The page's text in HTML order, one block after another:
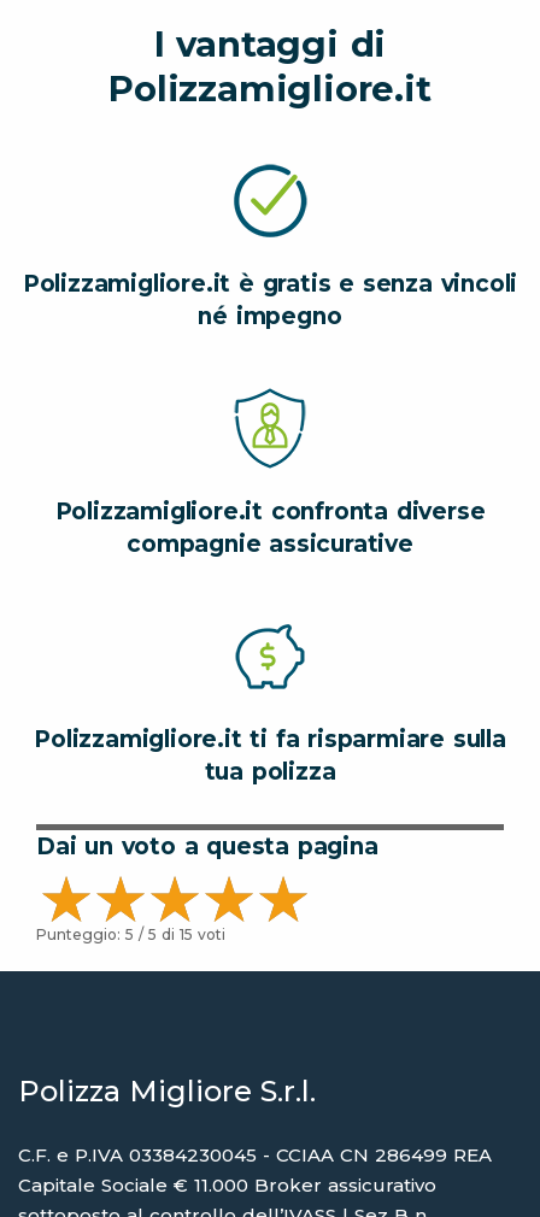
I vantaggi di
Polizzamigliore.it
Polizzamigliore.it è gratis e senza vincoli
né impegno
Polizzamigliore.it confronta diverse
compagnie assicurative
Polizzamigliore.it ti fa risparmiare sulla
tua polizza
Dai un voto a questa pagina
Punteggio: 5 / 5 di 15 voti
Polizza Migliore S.r.l.
C.F. e P.IVA 03384230045 - CCIAA CN 286499 REA
Capitale Sociale € 11.000 Broker assicurativo